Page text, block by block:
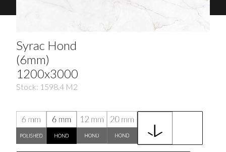
Syrac Hond
(6mm)
1200x3000
Stock: 1598.4 M2